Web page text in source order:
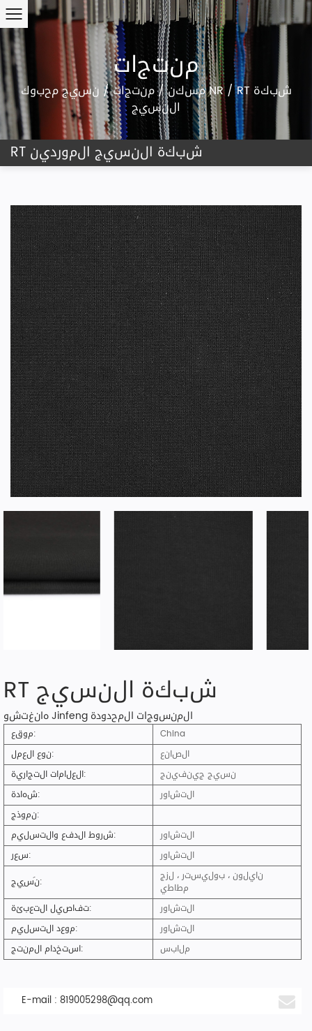
منتجات
مسكن/منتجات/ نسيج محبوك NR/RT شبكة
النسيج
RT شبكة النسيج الموردين
RT شبكة النسيج
هانغتشو Jinfeng المنسوجات المحدودة
موقع:
China
نوع العمل:
الصانع
العلامات التجارية:
نسيج جينفينج
شهادة:
التشاور
نموذج:
شروط الدفع والتسليم:
التشاور
سعر:
التشاور
نَسِيج:
نايلون ، بوليستر ، لزج
مطاطي
تفاصيل التعبئة:
التشاور
موعد التسليم:
التشاور
استخدام المنتج:
ملابس
E-mail : 819005298@qq.com